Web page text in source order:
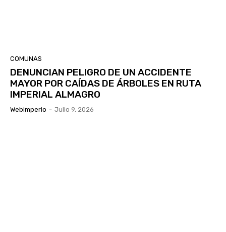
COMUNAS
DENUNCIAN PELIGRO DE UN ACCIDENTE
MAYOR POR CAÍDAS DE ÁRBOLES EN RUTA
IMPERIAL ALMAGRO
Webimperio - Julio 9, 2026